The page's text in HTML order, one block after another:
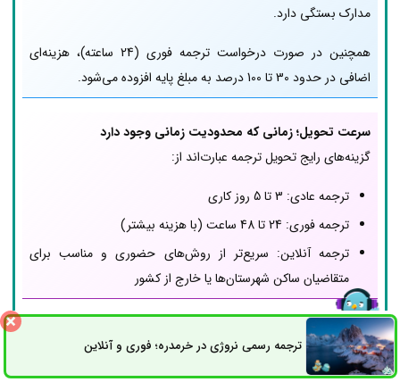
مدارک بستگی دارد.
همچنین در صورت درخواست ترجمه فوری (24 ساعته)، هزینه‌ای
اضافی در حدود 30 تا 100 درصد به مبلغ پایه افزوده می‌شود.
سرعت تحویل؛ زمانی که محدودیت زمانی وجود دارد
گزینه‌های رایج تحویل ترجمه عبارت‌اند از:
ترجمه عادی: 3 تا 5 روز کاری
ترجمه فوری: 24 تا 48 ساعت (با هزینه بیشتر)
ترجمه آنلاین: سریع‌تر از روش‌های حضوری و مناسب برای
متقاضیان ساکن شهرستان‌ها یا خارج از کشور
پشتیبانی و خدمات پس از ترجمه
یک دارالترجمه حرفه‌ای باید خدمات زیر را ارائه دهد:
ترجمه رسمی نروژی در خرمدره؛ فوری و آنلاینثبت سفارش راه های ارتباطی